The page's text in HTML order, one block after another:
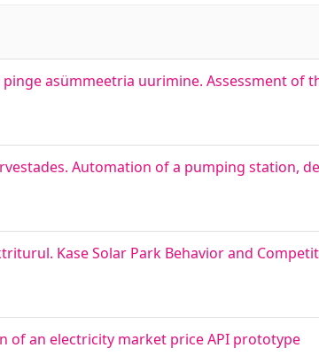
asümmeetria uurimine. Assessment of
Automation of a pumping station,
Kase Solar Park Behavior and
of an electricity market price API prototype